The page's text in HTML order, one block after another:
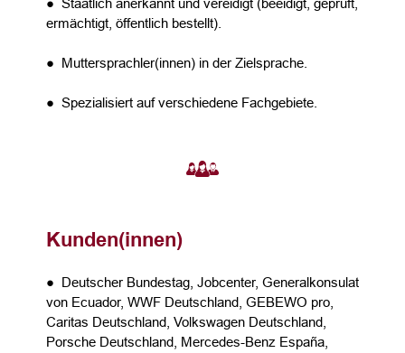
● Staatlich anerkannt und vereidigt (beeidigt, geprüft,
ermächtigt, öffentlich bestellt).
● Muttersprachler(innen) in der Zielsprache.
● Spezialisiert auf verschiedene Fachgebiete.
Kunden(innen)
● Deutscher Bundestag, Jobcenter, Generalkonsulat
von Ecuador, WWF Deutschland, GEBEWO pro,
Caritas Deutschland, Volkswagen Deutschland,
Porsche Deutschland, Mercedes-Benz España,